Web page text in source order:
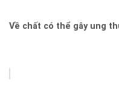
Về chất có thể gây ung